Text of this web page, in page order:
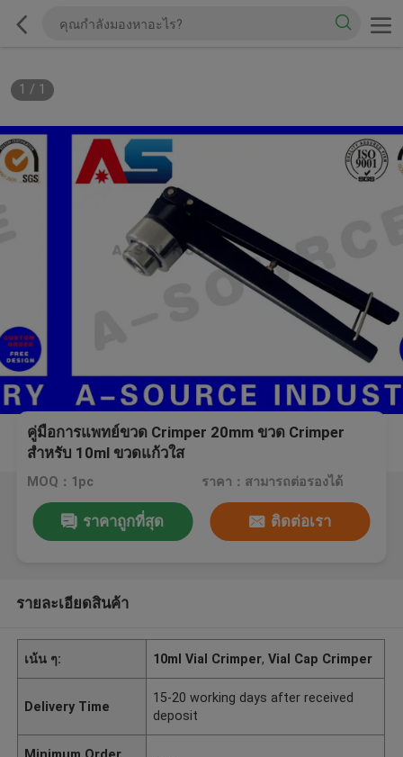
1 / 1
คู่มือการแพทย์ขวด Crimper 20mm ขวด Crimper
สำหรับ 10ml ขวดแก้วใส
MOQ：1pc ราคา：สามารถต่อรองได้
ราคาถูกที่สุด ติดต่อเรา
รายละเอียดสินค้า
เน้น ๆ: 10ml Vial Crimper,Vial Cap Crimper
Delivery Time
15-20 working days after received
deposit
Minimum Order